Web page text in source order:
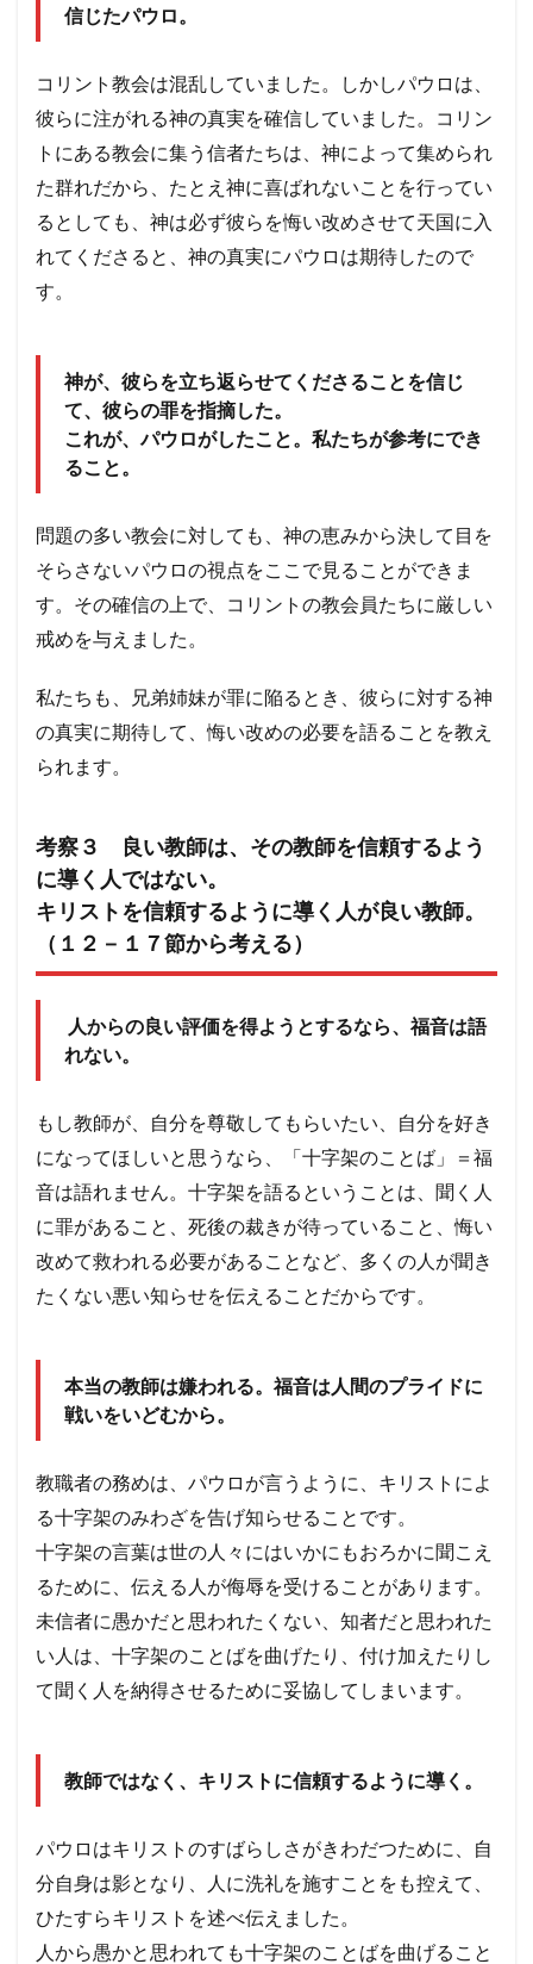
信じたパウロ。
コリント教会は混乱していました。しかしパウロは、
彼らに注がれる神の真実を確信していました。コリン
トにある教会に集う信者たちは、神によって集められ
た群れだから、たとえ神に喜ばれないことを行ってい
るとしても、神は必ず彼らを悔い改めさせて天国に入
れてくださると、神の真実にパウロは期待したので
す。
神が、彼らを立ち返らせてくださることを信じ
て、彼らの罪を指摘した。
これが、パウロがしたこと。私たちが参考にでき
ること。
問題の多い教会に対しても、神の恵みから決して目を
そらさないパウロの視点をここで見ることができま
す。 その確信の上で、コリントの教会員たちに厳しい
戒めを与えました。
私たちも、兄弟姉妹が罪に陥るとき、彼らに対する神
の真実に期待して、悔い改めの必要を語ることを教え
られます。
考察３ 良い教師は、その教師を信頼するよう
に導く人ではない。
キリストを信頼するように導く人が良い教師。
（１２－１７節から考える）
人からの良い評価を得ようとするなら、福音は語
れない。
もし教師が、自分を尊敬してもらいたい、自分を好き
になってほしいと思うなら、「十字架のことば」＝福
音は語れません。十字架を語るということは、聞く人
に罪があること、死後の裁きが待っていること、悔い
改めて救われる必要があることなど、多くの人が聞き
たくない悪い知らせを伝えることだからです。
本当の教師は嫌われる。福音は人間のプライドに
戦いをいどむから。
教職者の務めは、パウロが言うように、キリストによ
る十字架のみわざを告げ知らせることです。
十字架の言葉は世の人々にはいかにもおろかに聞こえ
るために、伝える人が侮辱を受けることがあります。
未信者に愚かだと思われたくない、知者だと思われた
い人は、十字架のことばを曲げたり、付け加えたりし
て聞く人を納得させるために妥協してしまいます。
教師ではなく、キリストに信頼するように導く。
パウロはキリストのすばらしさがきわだつために、自
分自身は影となり、人に洗礼を施すことをも控えて、
ひたすらキリストを述べ伝えました。
人から愚かと思われても十字架のことばを曲げること